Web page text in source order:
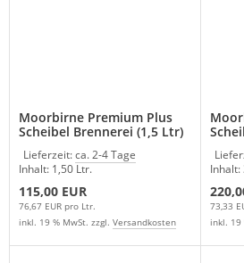
Moorbirne Premium Plus
Scheibel Brennerei (1,5 Ltr)
Lieferzeit:ca. 2-4 Tage
Inhalt: 1,50 Ltr.
115,00 EUR
76,67 EUR pro Ltr.
inkl. 19 % MwSt. zzgl. Versandkosten
Inhalt:
73,33
inkl. 19